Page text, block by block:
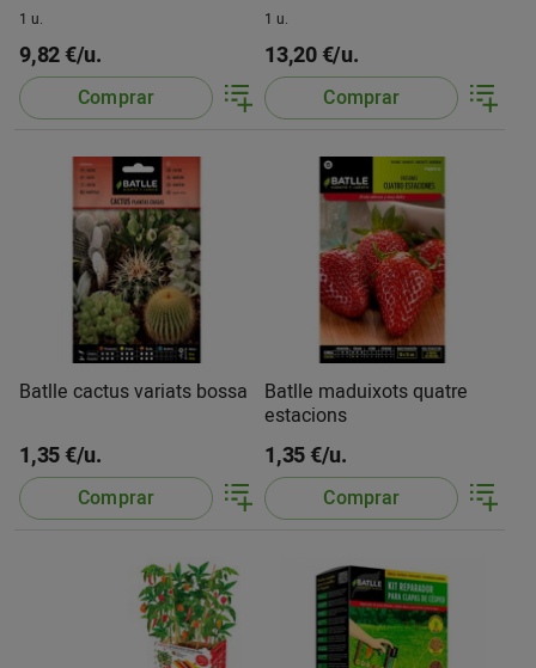
1 u.
9,82 €/u.
Comprar
1 u.
13,20 €/u.
Comprar
Batlle cactus variats bossa
1,35 €/u.
Comprar
Batlle maduixots quatre
estacions
1,35 €/u.
Comprar